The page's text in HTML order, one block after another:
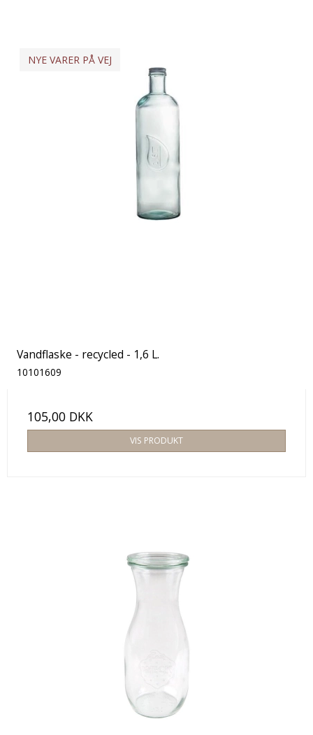
NYE VARER PÅ VEJ
Vandflaske - recycled - 1,6 L.
10101609
105,00 DKK
VIS PRODUKT